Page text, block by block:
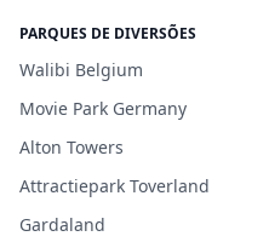
PARQUES DE DIVERSÕES
Walibi Belgium
Movie Park Germany
Alton Towers
Attractiepark Toverland
Gardaland